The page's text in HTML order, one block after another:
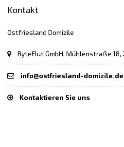
Kontakt
Ostfriesland Domizile
ByteFlut GmbH, Mühlenstraße 18,
info@ostfriesland-domizile.de
Kontaktieren Sie uns